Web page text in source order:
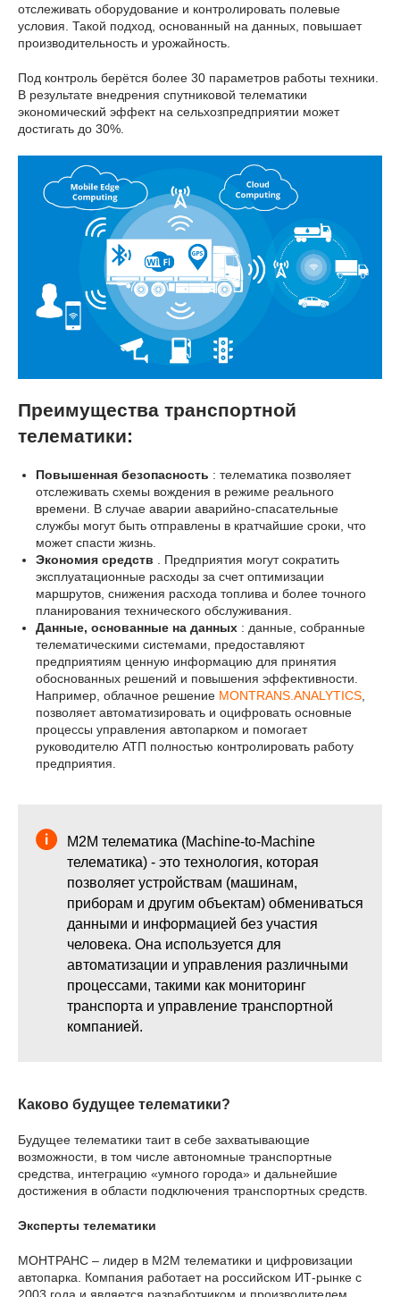
отслеживать оборудование и контролировать полевые
условия. Такой подход, основанный на данных, повышает
производительность и урожайность.
Под контроль берётся более 30 параметров работы техники.
В результате внедрения спутниковой телематики
экономический эффект на сельхозпредприятии может
достигать до 30%.
Преимущества транспортной
телематики:
Повышенная безопасность : телематика позволяет
отслеживать схемы вождения в режиме реального
времени. В случае аварии аварийно-спасательные
службы могут быть отправлены в кратчайшие сроки, что
может спасти жизнь.
Экономия средств . Предприятия могут сократить
эксплуатационные расходы за счет оптимизации
маршрутов, снижения расхода топлива и более точного
планирования технического обслуживания.
Данные, основанные на данных : данные, собранные
телематическими системами, предоставляют
предприятиям ценную информацию для принятия
обоснованных решений и повышения эффективности.
Например, облачное решение MONTRANS.ANALYTICS
позволяет автоматизировать и оцифровать основные
процессы управления автопарком и помогает
руководителю АТП полностью контролировать работу
предприятия.
M2M телематика (Machine-to-Machine
телематика) - это технология, которая
позволяет устройствам (машинам,
приборам и другим объектам) обмениваться
данными и информацией без участия
человека. Она используется для
автоматизации и управления различными
процессами, такими как мониторинг
транспорта и управление транспортной
компанией.
Каково будущее телематики?
Будущее телематики таит в себе захватывающие
возможности, в том числе автономные транспортные
средства, интеграцию «умного города» и дальнейшие
достижения в области подключения транспортных средств.
Эксперты телематики
МОНТРАНС – лидер в М2М телематики и цифровизации
автопарка. Компания работает на российском ИТ-рынке с
2003 года и является разработчиком и производителем